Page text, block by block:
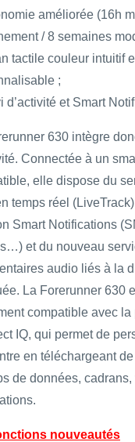
améliorée (16h
/ 8 semaines
tactile couleur intuitif
;
d’activité et Smart
630 intègre
Connectée à un
elle dispose du
temps réel
Smart Notifications
et du nouveau
audio liés à la
La Forerunner 630
compatible avec la
IQ, qui permet de
en téléchargeant
de données,
nouveautés